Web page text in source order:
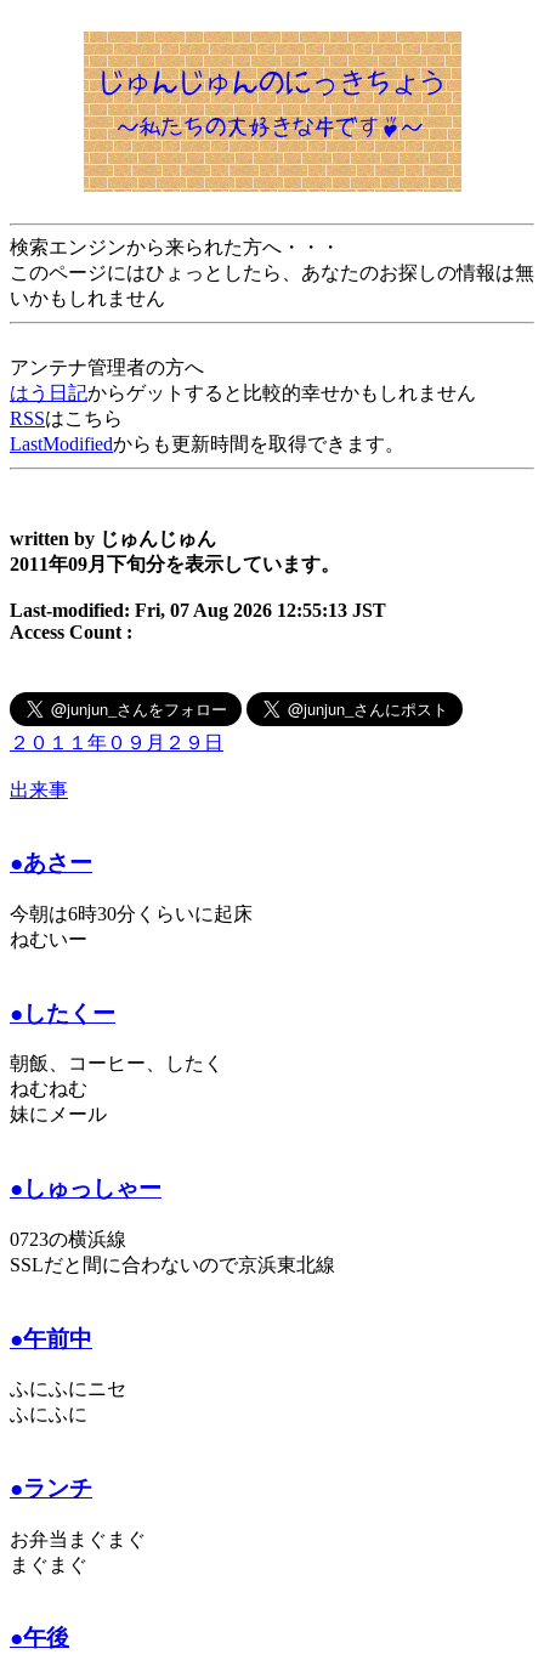
検索エンジンから来られた方へ・・・
このページにはひょっとしたら、あなたのお探しの情報は無
いかもしれません
アンテナ管理者の方へ
はう日記からゲットすると比較的幸せかもしれません
RSSはこちら
LastModifiedからも更新時間を取得できます。
written by じゅんじゅん
2011年09月下旬分を表示しています。
Last-modified: Fri, 07 Aug 2026 12:55:13 JST
Access Count :
２０１１年０９月２９日
出来事
●あさー
今朝は6時30分くらいに起床
ねむいー
●したくー
朝飯、コーヒー、したく
ねむねむ
妹にメール
●しゅっしゃー
0723の横浜線
SSLだと間に合わないので京浜東北線
●午前中
ふにふにニセ
ふにふに
●ランチ
お弁当まぐまぐ
まぐまぐ
●午後